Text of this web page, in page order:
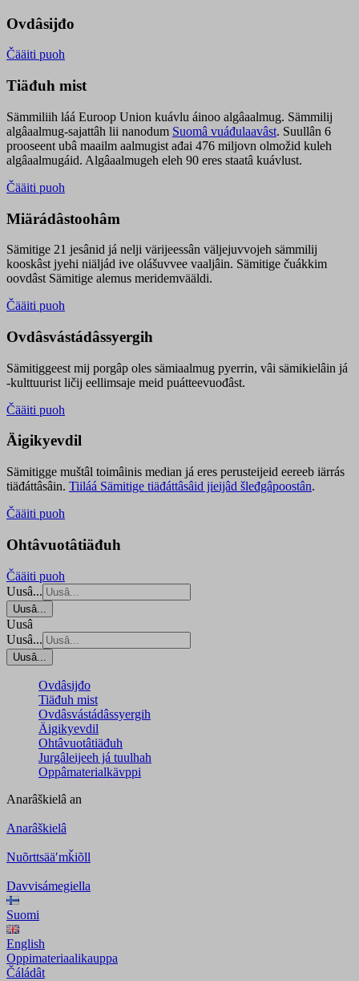
Ovdâsijđo
Čääiti puoh
Tiäđuh mist
Sämmiliih láá Euroop Union kuávlu áinoo algâaalmug. Sämmilij
algâaalmug-sajattâh lii nanodum Suomâ vuáđulaavâst. Suullân 6
prooseent ubâ maailm aalmugist ađai 476 miljovn olmožid kuleh
algâaalmugáid. Algâaalmugeh eleh 90 eres staatâ kuávlust.
Čääiti puoh
Miärádâstoohâm
Sämitige 21 jesânid já nelji värijeessân väljejuvvojeh sämmilij
kooskâst jyehi niäljád ive olášuvvee vaaljâin. Sämitige čuákkim
oovdâst Sämitige alemus meridemvääldi.
Čääiti puoh
Ovdâsvástádâssyergih
Sämitiggeest mij porgâp oles sämiaalmug pyerrin, vâi sämikielâin já
-kulttuurist ličij eellimsaje meid puátteevuođâst.
Čääiti puoh
Äigikyevdil
Sämitigge muštâl toimâinis median já eres perusteijeid eereeb iärrás
tiäđáttâsâin. Tiiláá Sämitige tiäđáttâsâid jieijâd šleđgâpoostân.
Čääiti puoh
Ohtâvuotâtiäđuh
Čääiti puoh
Uusâ...
Uusâ...
Uusâ
Uusâ...
Uusâ...
Ovdâsijđo
Tiäđuh mist
Ovdâsvástádâssyergih
Äigikyevdil
Ohtâvuotâtiäđuh
Jurgâleijeeh já tuulhah
Oppâmaterialkävppi
Anarâškielâ an
Anarâškielâ
Nuõrttsääʹmǩiõll
Davvisámegiella
Suomi
English
Oppimateriaalikauppa
Čáládât